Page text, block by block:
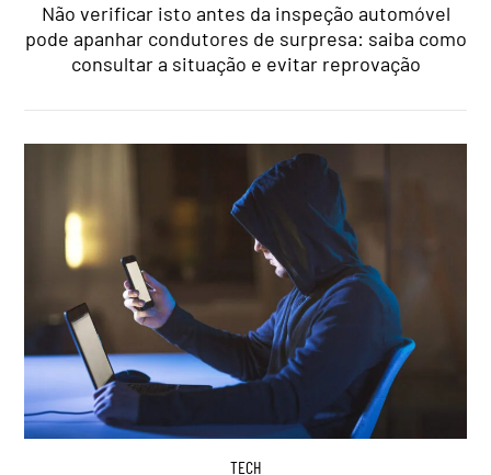
Não verificar isto antes da inspeção automóvel
pode apanhar condutores de surpresa: saiba como
consultar a situação e evitar reprovação
TECH